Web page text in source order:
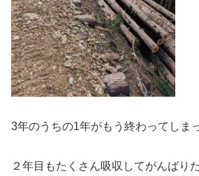
3年のうちの1年がもう終わってしま
２年目もたくさん吸収してがんばりた